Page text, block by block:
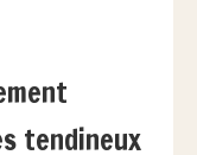
tendineux